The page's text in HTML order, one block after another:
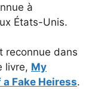
à
États-Unis.
reconnue dans
livre, My
Fake Heiress.